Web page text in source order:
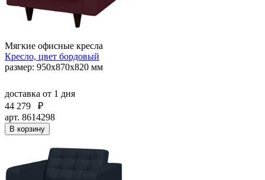
Мягкие офисные кресла
Кресло, цвет бордовый
размер: 950х870х820 мм
доставка от 1 дня
44 279
₽
арт. 8614298
В корзину